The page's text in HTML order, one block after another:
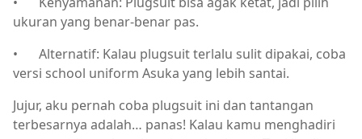
ukuran yang benar-benar pas.
•
Alternatif: Kalau plugsuit terlalu sulit dipakai, coba
versi school uniform Asuka yang lebih santai.
Jujur, aku pernah coba plugsuit ini dan tantangan
terbesarnya adalah… panas! Kalau kamu menghadiri